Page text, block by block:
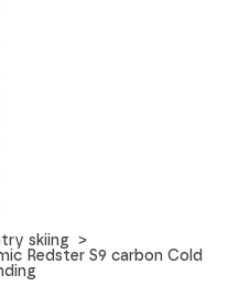
skiing
Redster S9 carbon Cold